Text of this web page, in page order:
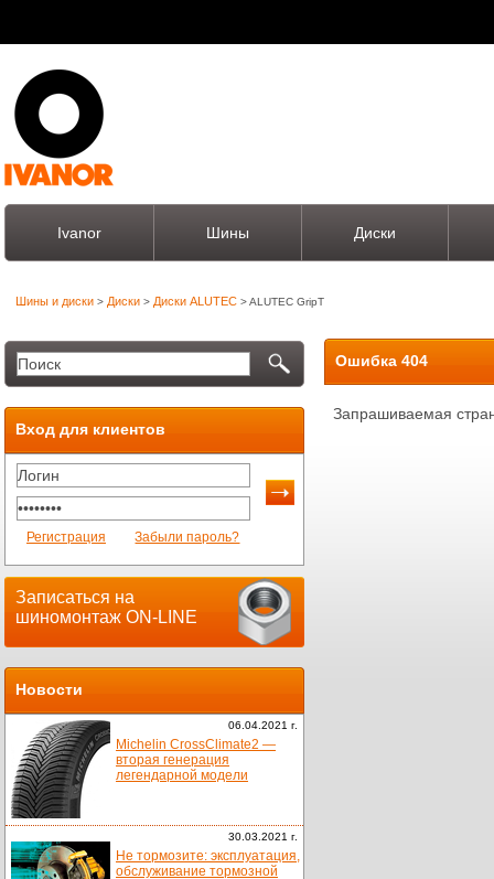
Ivanor Шины Диски
Шины и диски > Диски > Диски ALUTEC > ALUTEC GripT
Вход для клиентов
Регистрация Забыли пароль?
Записаться на
шиномонтаж ON-LINE
Новости
06.04.2021 г.
Michelin CrossClimate2 —
вторая генерация
легендарной модели
30.03.2021 г.
Не тормозите: эксплуатация,
обслуживание тормозной
Ошибка 404
Запрашиваемая